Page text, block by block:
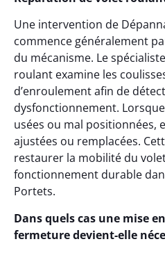
Une intervention de
commence généralement
du mécanisme. Le
roulant examine les
d’enroulement afin de
dysfonctionnement.
usées ou mal positionnées,
ajustées ou remplacées.
restaurer la mobilité du
fonctionnement durable
Portets.
Dans quels cas une mise
fermeture devient-elle